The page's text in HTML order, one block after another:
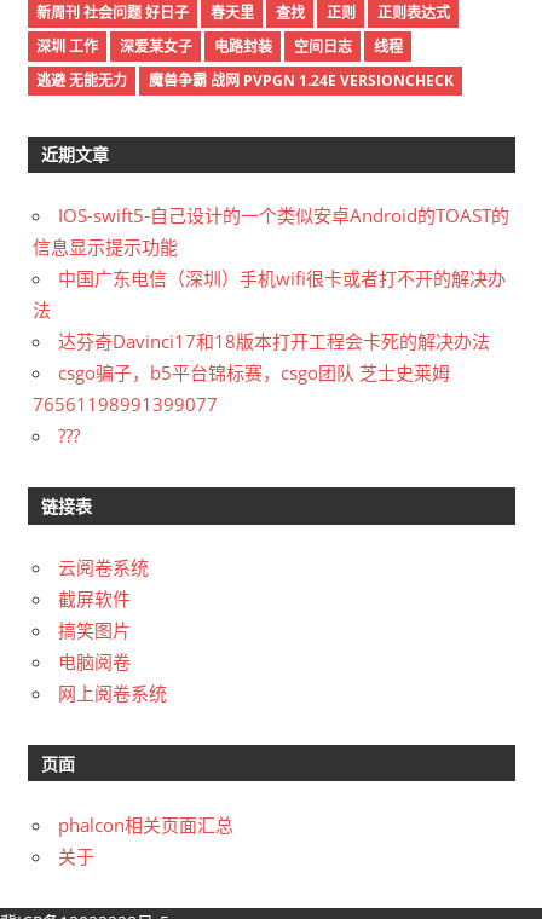
新周刊 社会问题 好日子
春天里 查找 正则
正则表达式
深圳 工作
深爱某女子 电路封装 空间日志
线程
逃避 无能无力
魔兽争霸 战网 PVPGN 1.24E VERSIONCHECK
近期文章
IOS-swift5-自己设计的一个类似安卓Android的TOAST的
信息显示提示功能
中国广东电信（深圳）手机wifi很卡或者打不开的解决办
法
达芬奇Davinci17和18版本打开工程会卡死的解决办法
csgo骗子，b5平台锦标赛，csgo团队 芝士史莱姆
76561198991399077
???
链接表
云阅卷系统
截屏软件
搞笑图片
电脑阅卷
网上阅卷系统
页面
phalcon相关页面汇总
关于